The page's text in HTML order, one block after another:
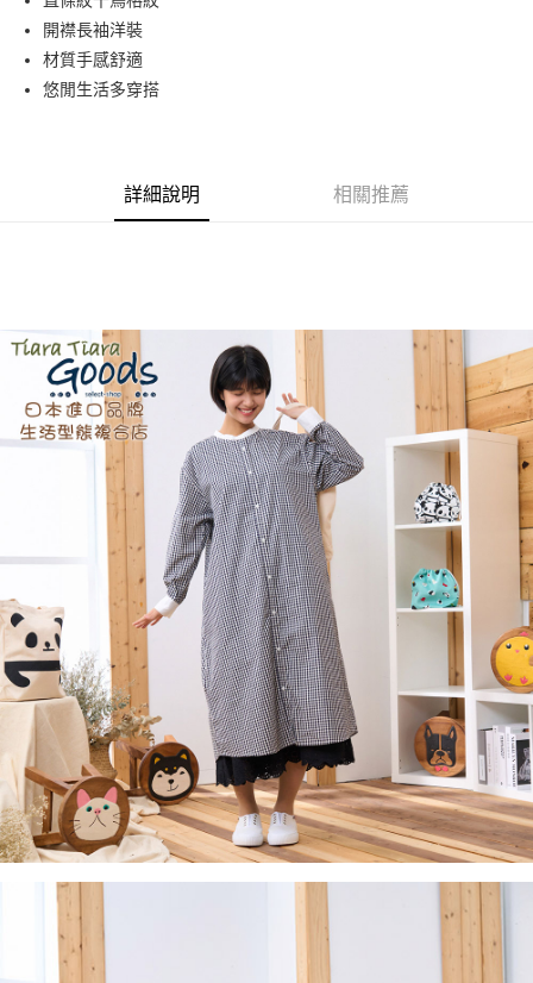
悠遊付
AFTEE先享後付
１．簡單：不需註冊會員、不需綁卡、不需儲值。
２．便利：只要手機號碼，簡訊認證，即可結帳。
結帳頁面，進行簡訊認證並確認金額後，即可完成結帳。
２．訂單成立數日內，您將收到繳費通知簡訊。
３．收到繳費通知簡訊後14天內，點擊此簡訊中的連結，可透過四大超商／
ATM／網路銀行／等多元方式進行付款，方視為交易完成。
※ 請注意：結帳手續完成當下不需立刻繳費，但若您需要取消訂單，請聯絡
購買商品的店家。未經商家同意取消之訂單仍視為有效，需透過AFTEE先享
後付繳納相關費用。
※ 交易是否成功請以「AFTEE先享後付 」之結帳頁面顯示為準，若有關於
是否繳費成功／繳費後需取消欲退款等相關疑問，請聯繫「AFTEE先享後付
客戶支援中心」
https://netprotections.freshdesk.com/support/home
【注意事項】
１．透過由恩沛科技股份有限公司提供之「AFTEE先享後付」服務完成之交
易，需依本服務之必要範圍內提供個人資料，並將交易相關給付款項請求債
權轉讓予恩沛科技股份有限公司。
２．關於個人資料處理事宜，請瀏覽以下網址：
https://aftee.tw/terms/#terms3
３．未成年的使用者請事先徵得法定代理人或監護人之同意方可使用
「AFTEE先享後付」，若未經同意申辦者引起之損失，本公司不負相關責
任。
４．使用「AFTEE先享後付」時，將依據個別帳號之用戶狀況，依本公司即
時審查核予不同之上限額度；若仍有額度不足之情形，本公司將視審查結果
請求用戶進行身份認證。
５．嚴禁一人註冊多個帳號或使用他人資訊註冊。若發現惡意使用之情形，
恩沛科技股份有限公司將有權停止該用戶之使用額度並採取法律行動。
付款後全家取貨
每筆NT$60，滿NT$1,800(含以上)免運費
7-11取貨付款
每筆NT$60，滿NT$2,000(含以上)免運費
付款後7-11取貨
每筆NT$60，滿NT$2,000(含以上)免運費
黑貓宅急便(包裹尺寸60cm以下)
每筆NT$100，滿NT$2,000(含以上)免運費
黑貓宅急便(包裹尺寸90cm以下)
每筆NT$140，滿NT$2,000(含以上)免運費
開襟長袖洋裝
材質手感舒適
悠閒生活多穿搭
詳細說明 相關推薦